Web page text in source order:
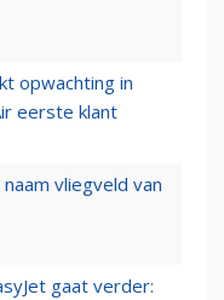
opwachting in
eerste klant
vliegveld van
gaat verder: